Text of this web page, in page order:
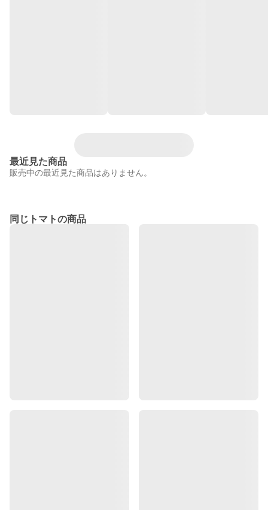
最近見た商品
販売中の最近見た商品はありません。
同じトマトの商品